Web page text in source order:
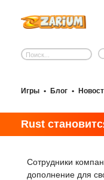
Игры • Блог •
Rust
Сотрудники
дополнение для